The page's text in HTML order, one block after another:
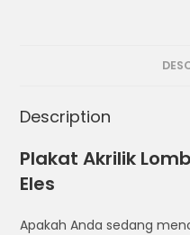
Description
Plakat Akrilik
Eles
Apakah Anda sedang